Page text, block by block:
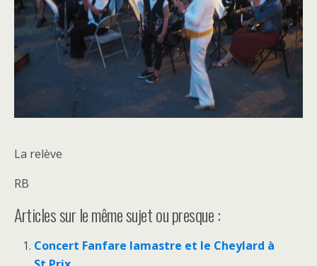
La relève
RB
Articles sur le même sujet ou presque :
Concert Fanfare lamastre et le Cheylard à